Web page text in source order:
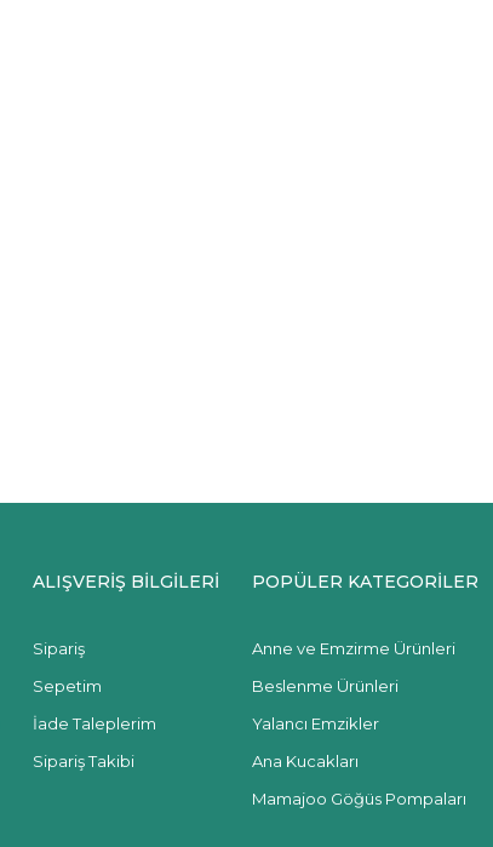
ALIŞVERİŞ BİLGİLERİ
Sipariş
Sepetim
İade Taleplerim
Sipariş Takibi
POPÜLER KATEGORİLER
Anne ve Emzirme Ürünleri
Beslenme Ürünleri
Yalancı Emzikler
Ana Kucakları
Mamajoo Göğüs Pompaları